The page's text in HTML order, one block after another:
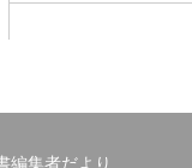
編集者だより